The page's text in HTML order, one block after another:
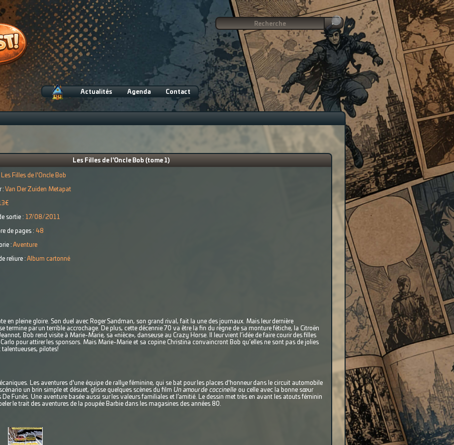
Actualités Agenda Contact
Les Filles de l'Oncle Bob (tome 1)
Les Filles de l'Oncle Bob
: Van Der Zuiden Metapat
sortie : 17/08/2011
de pages : 48
: Aventure
reliure : Album cartonné
en pleine gloire. Son duel avec Roger Sandman, son grand rival, fait la une des journaux. Mais leur dernière
termine par un terrible accrochage. De plus, cette décennie 70 va être la fin du règne de sa monture fétiche, la Citroën
Bob rend visite à Marie-Marie, sa «nièce», danseuse au Crazy Horse. Il leur vient l’idée de faire courir des filles
pour attirer les sponsors. Mais Marie-Marie et sa copine Christina convaincront Bob qu’elles ne sont pas de jolies
pilotes!
Les aventures d'une équipe de rallye féminine, qui se bat pour les places d'honneur dans le circuit automobile
un brin simple et désuet, glisse quelques scènes du film Un amour de coccinelle ou celle avec la bonne sœur
De Funès. Une aventure basée aussi sur les valeurs familiales et l’amitié. Le dessin met très en avant les atouts féminin
le trait des aventures de la poupée Barbie dans les magasines des années 80.